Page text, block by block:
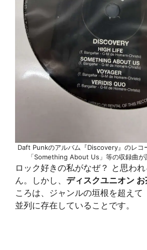
Daft Punkのアルバム『Discovery』のレコ
「Something About Us」等の収録曲が
ロック好きの私がなぜ？ と思わ
ん。しかし、 ディスクユニオン
ころは、ジャンルの垣根を超えて
並列に存在していることです。